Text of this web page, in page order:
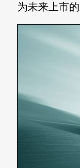
为未来上市